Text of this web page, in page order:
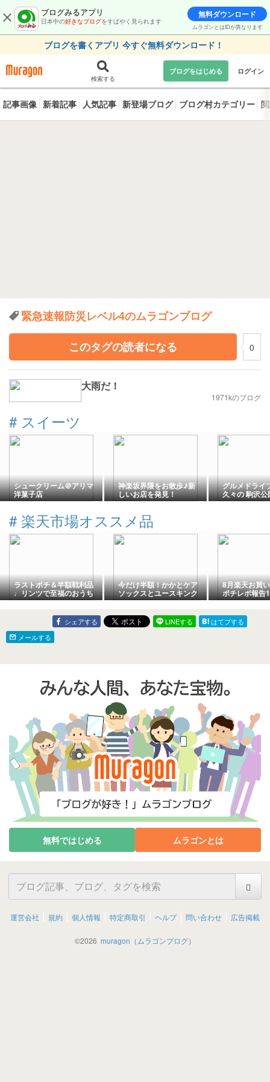
ブログみるアプリ
日本中の好きなブログをすばやく見られます
無料ダウンロード
ムラゴンとはIDが異なります
ブログを書くアプリ 今すぐ無料ダウンロード！
検索する
ブログをはじめる ログイン
記事画像 新着記事 人気記事 新登場ブログ ブログ村カテゴリー
緊急速報防災レベル4のムラゴンブログ
このタグの読者になる
0
大雨だ！
1971kのブログ
# スイーツ
シュークリーム＠アリマ
洋菓子店
神楽坂界隈をお散歩♪新
しいお店を発見！
グルメドラ
久々の 駒沢
# 楽天市場オススメ品
ラストポチ＆半額戦利品
♩リンツで至福のおうち
カフェ
今だけ半額！かかとケア
ソックスとユースキンク
リーム。
8月楽天お買
ポチレポ報告
いたもの
シェアする LINEする
はてブする
メールする
無料ではじめる ムラゴンとは
運営会社 規約 個人情報 特定商取引 ヘルプ 問い合わせ 広告掲載
©2026 muragon（ムラゴンブログ）